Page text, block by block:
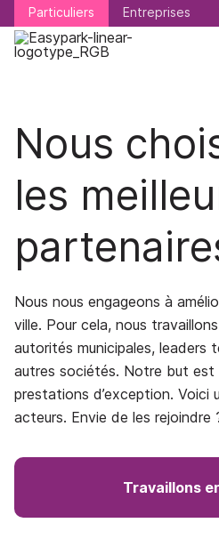
Particuliers Entreprises
Particuliers Entreprises
Nous
les
Nous nous engageons à
ville. Pour cela, nous
autorités municipales, leaders
autres sociétés. Notre but est
prestations d’exception. Voici
acteurs. Envie de les rejoindre
Travaillons